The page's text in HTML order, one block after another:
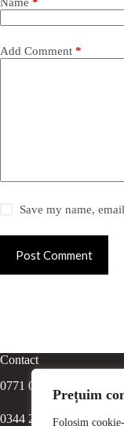
Prețuim
Folosim
Add Comment *
Save my name,
Post Comment
Contact
0771 065 065
0344 216 784